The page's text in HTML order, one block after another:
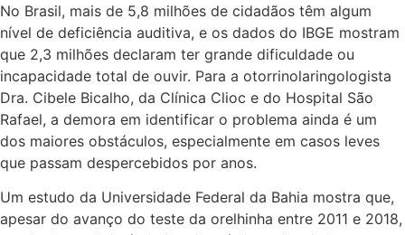
No Brasil, mais de 5,8 milhões de cidadãos têm algum
nível de deficiência auditiva, e os dados do IBGE mostram
que 2,3 milhões declaram ter grande dificuldade ou
incapacidade total de ouvir. Para a otorrinolaringologista
Dra. Cibele Bicalho, da Clínica Clioc e do Hospital São
Rafael, a demora em identificar o problema ainda é um
dos maiores obstáculos, especialmente em casos leves
que passam despercebidos por anos.
Um estudo da Universidade Federal da Bahia mostra que,
apesar do avanço do teste da orelhinha entre 2011 e 2018,